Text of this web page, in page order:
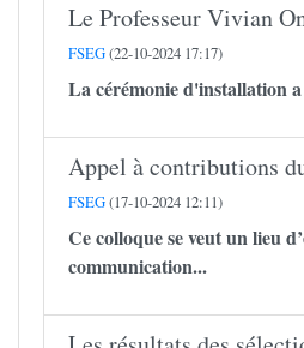
Le Professeur Vivian
FSEG(22-10-2024 17:17)
La cérémonie d'installation
Appel à contributions
FSEG(17-10-2024 12:11)
Ce colloque se veut un lieu
communication...